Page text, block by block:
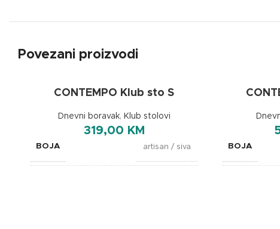
Povezani proizvodi
CONTEMPO Klub sto S
Dnevni boravak, Klub stolovi
319,00 KM
BOJA artisan / siva BOJA